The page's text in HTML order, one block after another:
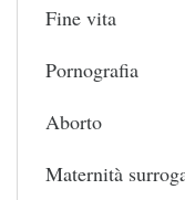
Fine vita
Pornografia
Aborto
Maternità